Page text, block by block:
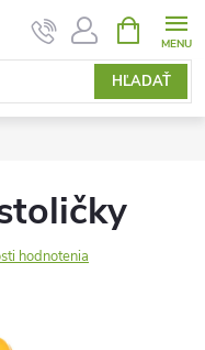
HĽADAŤ
KOŠÍK
hodnotenia